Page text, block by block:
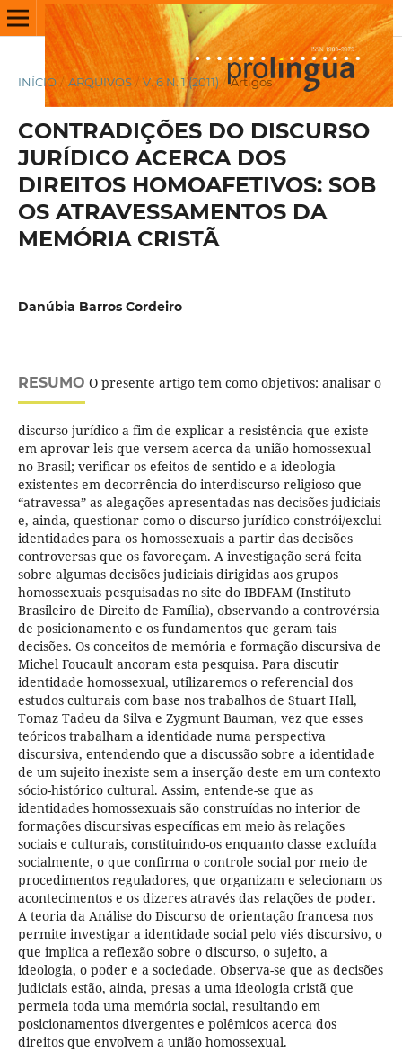
INÍCIO / ARQUIVOS / V. 6 N. 1 (2011) / Artigos
CONTRADIÇÕES DO DISCURSO
JURÍDICO ACERCA DOS
DIREITOS HOMOAFETIVOS: SOB
OS ATRAVESSAMENTOS DA
MEMÓRIA CRISTÃ
Danúbia Barros Cordeiro
RESUMO O presente artigo tem como objetivos: analisar o
discurso jurídico a fim de explicar a resistência que existe
em aprovar leis que versem acerca da união homossexual
no Brasil; verificar os efeitos de sentido e a ideologia
existentes em decorrência do interdiscurso religioso que
“atravessa” as alegações apresentadas nas decisões judiciais
e, ainda, questionar como o discurso jurídico constrói/exclui
identidades para os homossexuais a partir das decisões
controversas que os favoreçam. A investigação será feita
sobre algumas decisões judiciais dirigidas aos grupos
homossexuais pesquisadas no site do IBDFAM (Instituto
Brasileiro de Direito de Família), observando a controvérsia
de posicionamento e os fundamentos que geram tais
decisões. Os conceitos de memória e formação discursiva de
Michel Foucault ancoram esta pesquisa. Para discutir
identidade homossexual, utilizaremos o referencial dos
estudos culturais com base nos trabalhos de Stuart Hall,
Tomaz Tadeu da Silva e Zygmunt Bauman, vez que esses
teóricos trabalham a identidade numa perspectiva
discursiva, entendendo que a discussão sobre a identidade
de um sujeito inexiste sem a inserção deste em um contexto
sócio-histórico cultural. Assim, entende-se que as
identidades homossexuais são construídas no interior de
formações discursivas específicas em meio às relações
sociais e culturais, constituindo-os enquanto classe excluída
socialmente, o que confirma o controle social por meio de
procedimentos reguladores, que organizam e selecionam os
acontecimentos e os dizeres através das relações de poder.
A teoria da Análise do Discurso de orientação francesa nos
permite investigar a identidade social pelo viés discursivo, o
que implica a reflexão sobre o discurso, o sujeito, a
ideologia, o poder e a sociedade. Observa-se que as decisões
judiciais estão, ainda, presas a uma ideologia cristã que
permeia toda uma memória social, resultando em
posicionamentos divergentes e polêmicos acerca dos
direitos que envolvem a união homossexual.